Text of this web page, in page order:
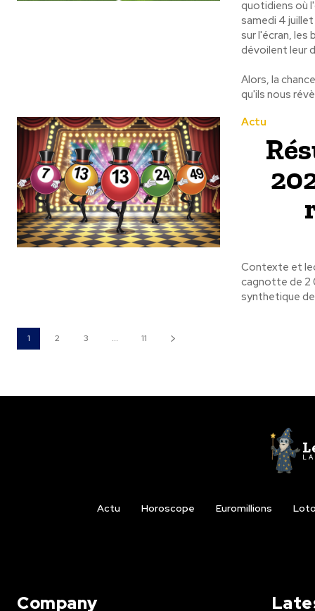
quotidiens où
samedi 4
sur l'écran, les
dévoilent leur
Alors, la
qu'ils nous
Actu
Contexte et
cagnotte de 2
synthetique
1 2 3 ... 11
Actu Horoscope Euromillions
Company